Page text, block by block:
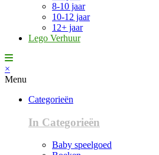
8-10 jaar
10-12 jaar
12+ jaar
Lego Verhuur
×
Menu
Categorieën
In Categorieën
Baby speelgoed